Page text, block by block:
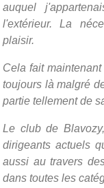
auquel
l'extérieur. La
plaisir.
Cela fait
toujours là malgré
partie tellement de
Le club de
dirigeants actuels
aussi au travers
dans toutes les